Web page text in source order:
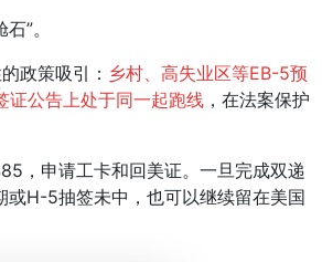
”。
政策吸引： 乡村、高失业区等EB-5预
证公告上处于同一起跑线 ，在法案保护
，申请工卡和回美证。一旦完成双递
或H-5抽签未中，也可以继续留在美国